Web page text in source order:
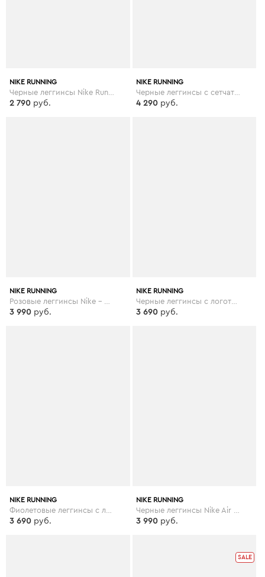
NIKE RUNNING
2 790 руб.
NIKE RUNNING
Черные леггинсы с сетчатыми вставками Nike Air Running - Черный
4 290 руб.
NIKE RUNNING
3 990 руб.
NIKE RUNNING
Черные леггинсы с логотипом Nike Running - Черный
3 690 руб.
NIKE RUNNING
3 690 руб.
NIKE RUNNING
3 990 руб.
SALE